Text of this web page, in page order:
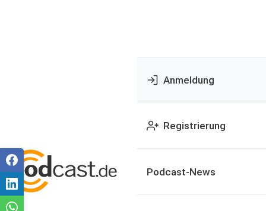
Anmeldung
Registrierung
Podcast-News